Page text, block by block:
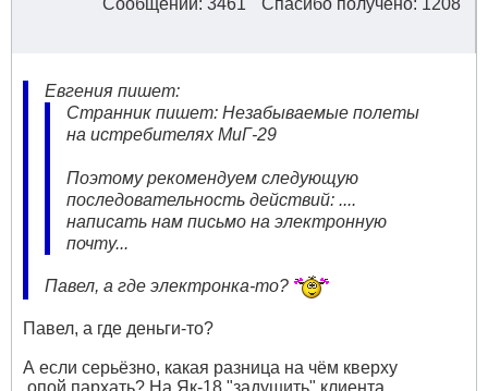
Сообщений: 3461 Спасибо получено: 1208
Евгения пишет:
Странник пишет: Незабываемые полеты
на истребителях МиГ-29
Поэтому рекомендуем следующую
последовательность действий: ....
написать нам письмо на электронную
почту...
Павел, а где электронка-то?
Павел, а где деньги-то?
А если серьёзно, какая разница на чём кверху